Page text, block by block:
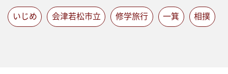
いじめ 会津若松市立 修学旅行 一箕 相撲